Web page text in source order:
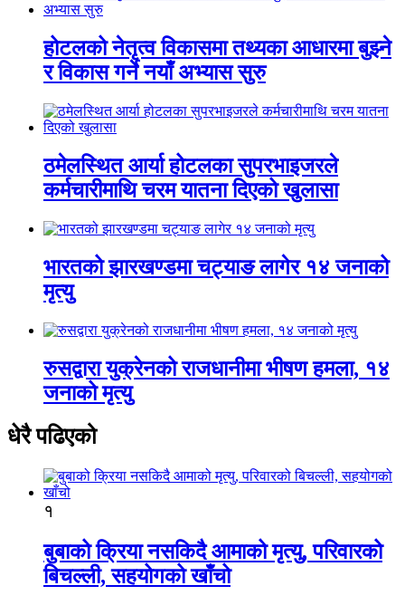
होटलको नेतृत्व विकासमा तथ्यका आधारमा बुझ्ने
र विकास गर्ने नयाँ अभ्यास सुरु
ठमेलस्थित आर्या होटलका सुपरभाइजरले
कर्मचारीमाथि चरम यातना दिएको खुलासा
भारतको झारखण्डमा चट्याङ लागेर १४ जनाको
मृत्यु
रुसद्वारा युक्रेनको राजधानीमा भीषण हमला, १४
जनाको मृत्यु
धेरै पढिएको
१
बुबाको क्रिया नसकिदै आमाको मृत्यु, परिवारको
बिचल्ली, सहयोगको खाँचो